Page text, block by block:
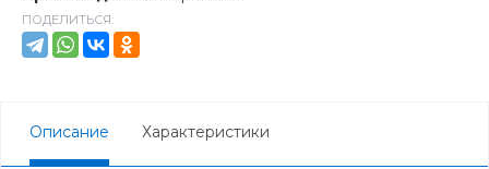
ПОДЕЛИТЬСЯ:
Описание Характеристики